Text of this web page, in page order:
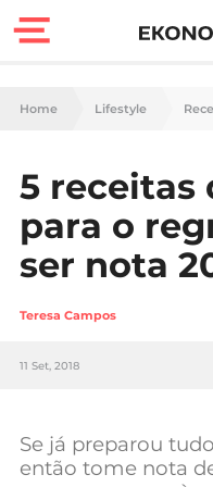
Finanças
Carreira
Casa
Lifestyle
Sociedade
Negócios
Home Lifestyle
5 receitas
para o
ser nota
Teresa Campos
11 Set, 2018
Se já preparou
então tome nota